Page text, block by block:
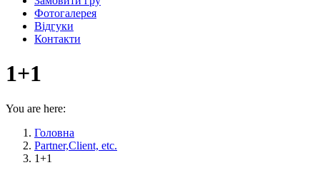
Фотогалерея
Відгуки
Контакти
1+1
You are here:
Головна
Partner,Client, etc.
1+1